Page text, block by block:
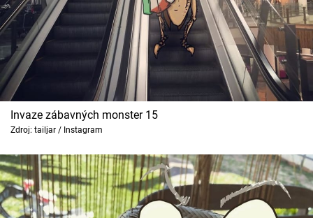
Invaze zábavných monster 15
Zdroj: tailjar / Instagram